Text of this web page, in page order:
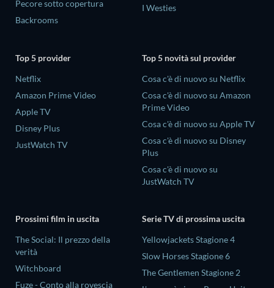
Pecore sotto copertura
Backrooms
I Westies
Top 5 provider
Netflix
Amazon Prime Video
Apple TV
Disney Plus
JustWatch TV
Top 5 novità sul provider
Cosa c'è di nuovo su Netflix
Cosa c'è di nuovo su Amazon
Prime Video
Cosa c'è di nuovo su Apple TV
Cosa c'è di nuovo su Disney
Plus
Cosa c'è di nuovo su
JustWatch TV
Prossimi film in uscita
The Social: Il prezzo della
verità
Witchboard
Fuze - Conto alla rovescia
Serie TV di prossima uscita
Yellowjackets Stagione 4
Slow Horses Stagione 6
The Gentlemen Stagione 2